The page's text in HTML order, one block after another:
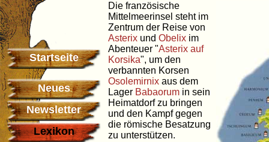
Startseite
Neues
Newsletter
Lexikon
Die französische
Mittelmeerinsel steht im
Zentrum der Reise von
Asterix und Obelix im
Abenteuer "Asterix auf
Korsika", um den
verbannten Korsen
Osolemirnix aus dem
Lager Babaorum in sein
Heimatdorf zu bringen
und den Kampf gegen
die römische Besatzung
zu unterstützen.